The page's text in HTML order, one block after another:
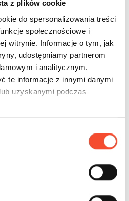
z plików cookie
do spersonalizowania treści
społecznościowe i
witrynie. Informacje o tym, jak
udostępniamy partnerom
i analitycznym.
te informacje z innymi danymi
uzyskanymi podczas
У МОРЯ
Кракен